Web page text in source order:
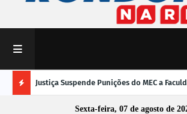
Justiça Suspende Punições do MEC a
Desempenho no Enamed
Sexta-feira, 07 de agosto de